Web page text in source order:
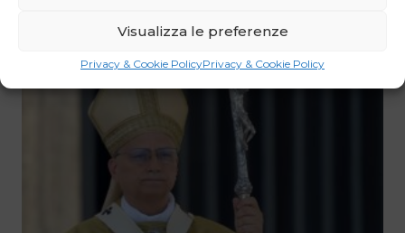
Visualizza le preferenze
Privacy & Cookie PolicyPrivacy & Cookie Policy